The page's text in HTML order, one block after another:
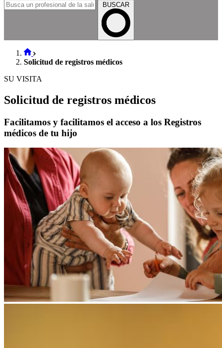
BUSCAR
Solicitud de registros médicos
SU VISITA
Solicitud de registros médicos
Facilitamos y facilitamos el acceso a los Registros
médicos de tu hijo